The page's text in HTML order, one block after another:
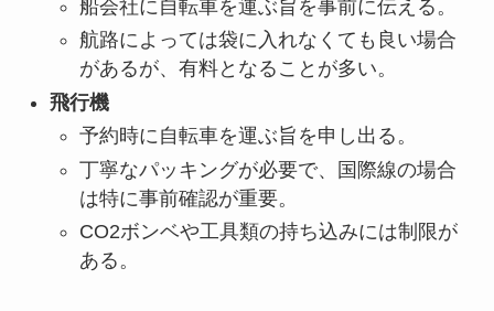
船会社に自転車を運ぶ旨を事前に伝える。
航路によっては袋に入れなくても良い場合
があるが、有料となることが多い。
飛行機
予約時に自転車を運ぶ旨を申し出る。
丁寧なパッキングが必要で、国際線の場合
は特に事前確認が重要。
CO2ボンベや工具類の持ち込みには制限が
ある。